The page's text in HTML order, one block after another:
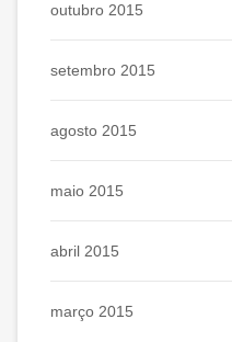
outubro 2015
setembro 2015
agosto 2015
maio 2015
abril 2015
março 2015